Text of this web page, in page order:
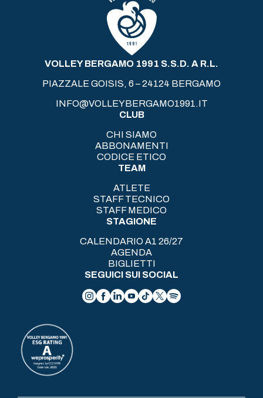
VOLLEY BERGAMO 1991 S.S.D. A R.L.
PIAZZALE GOISIS, 6 – 24124 BERGAMO
INFO@VOLLEYBERGAMO1991.IT
CLUB
CHI SIAMO
ABBONAMENTI
CODICE ETICO
TEAM
ATLETE
STAFF TECNICO
STAFF MEDICO
STAGIONE
CALENDARIO A1 26/27
AGENDA
BIGLIETTI
SEGUICI SUI SOCIAL